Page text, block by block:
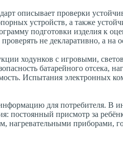
описывает проверки
устройств, а также
подготовки изделия к
не декларативно, а на
ходунков с игровыми,
батарейного отсека,
Испытания электронных
для потребителя.
постоянный присмотр за
нагревательными приборами,